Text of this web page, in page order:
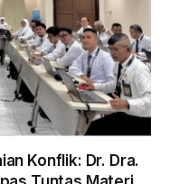
Konflik: Dr. Dra.